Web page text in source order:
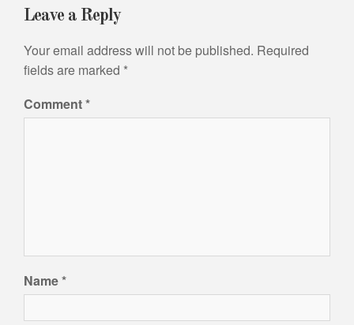
Leave a Reply
Your email address will not be published. Required
fields are marked *
Comment*
Name*